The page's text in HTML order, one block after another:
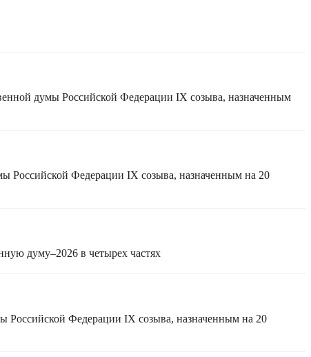
думы Российской Федерации IX созыва, назначенным
Российской Федерации IX созыва, назначенным на 20
думу–2026 в четырех частях
Российской Федерации IX созыва, назначенным на 20